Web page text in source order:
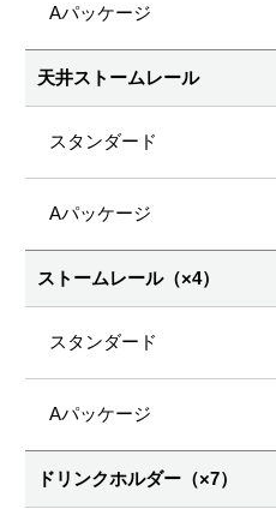
天井ストームレール
ストームレール（×4）
ドリンクホルダー（×7）